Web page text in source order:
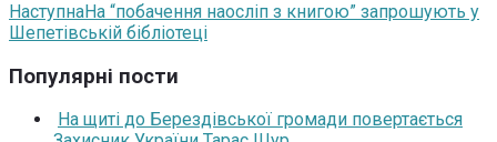
НаступнаНа “побачення наосліп з книгою” запрошують у
Шепетівській бібліотеці
Популярні пости
На щиті до Берездівської громади повертається